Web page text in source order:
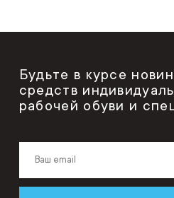
Будьте в курсе
средств
рабочей обуви и